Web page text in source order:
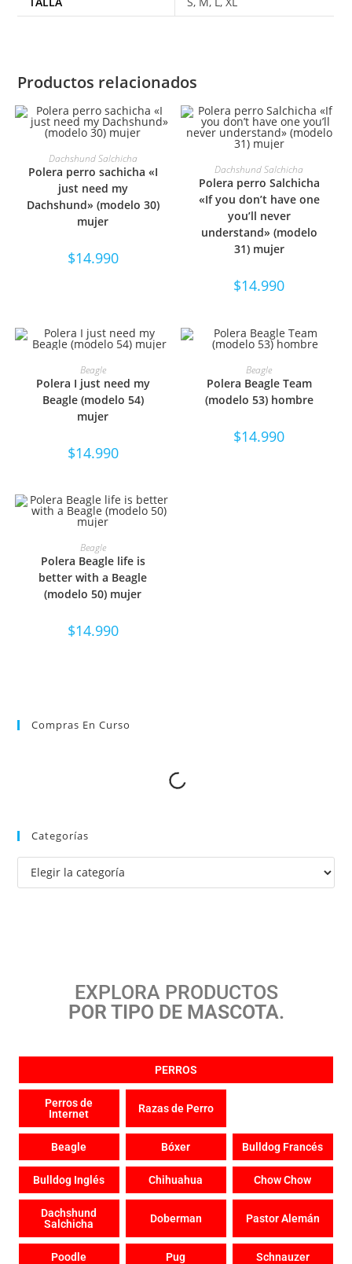
Productos relacionados
SELECCIONAR OPCIONES
Dachshund Salchicha
Polera perro sachicha «I
just need my
Dachshund» (modelo 30)
mujer
$14.990
SELECCIONAR OPCIONES
Dachshund Salchicha
Polera perro Salchicha
«If you don’t have one
you’ll never
understand» (modelo
31) mujer
$14.990
SELECCIONAR OPCIONES
Beagle
Polera I just need my
Beagle (modelo 54)
mujer
$14.990
SELECCIONAR OPCIONES
Beagle
Polera Beagle Team
(modelo 53) hombre
$14.990
SELECCIONAR OPCIONES
Beagle
Polera Beagle life is
better with a Beagle
(modelo 50) mujer
$14.990
Compras En Curso
Categorías
EXPLORA PRODUCTOS
POR TIPO DE MASCOTA.
PERROS
Perros de
Internet
Razas de Perro
Beagle Bóxer Bulldog Francés
Bulldog Inglés Chihuahua Chow Chow
Dachshund
Salchicha
Doberman Pastor Alemán
Poodle Pug Schnauzer